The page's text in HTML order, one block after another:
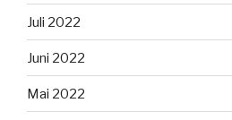
Juli 2022
Juni 2022
Mai 2022